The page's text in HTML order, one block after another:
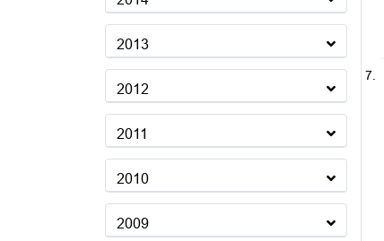
2013
2012
2011
2010
2009